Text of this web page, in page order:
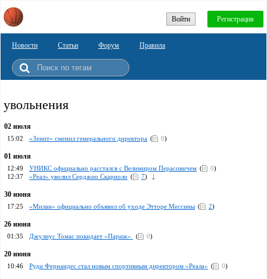
Войти Регистрация
Новости Статьи Форум Правила
увольнения
02 июля
15:02 «Зенит» сменил генерального директора ( 0)
01 июля
12:49 УНИКС официально расстался с Велимиром Перасовичем ( 0)
12:37
«Реал» уволил Серджио Скариоло ( 7)
30 июня
17:25 «Милан» официально объявил об уходе Этторе Мессины ( 2)
26 июня
01:35 Джулиус Томас покидает «Париж» ( 0)
20 июня
10:46 Руди Фернандес стал новым спортивным директором «Реала» ( 0)